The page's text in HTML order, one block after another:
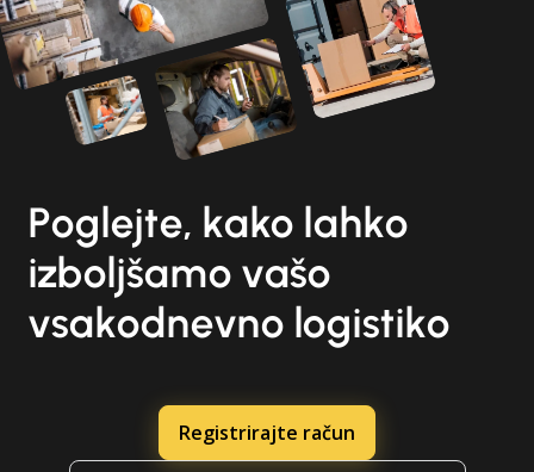
Poglejte, kako lahko
izboljšamo vašo
vsakodnevno logistiko
Registrirajte račun